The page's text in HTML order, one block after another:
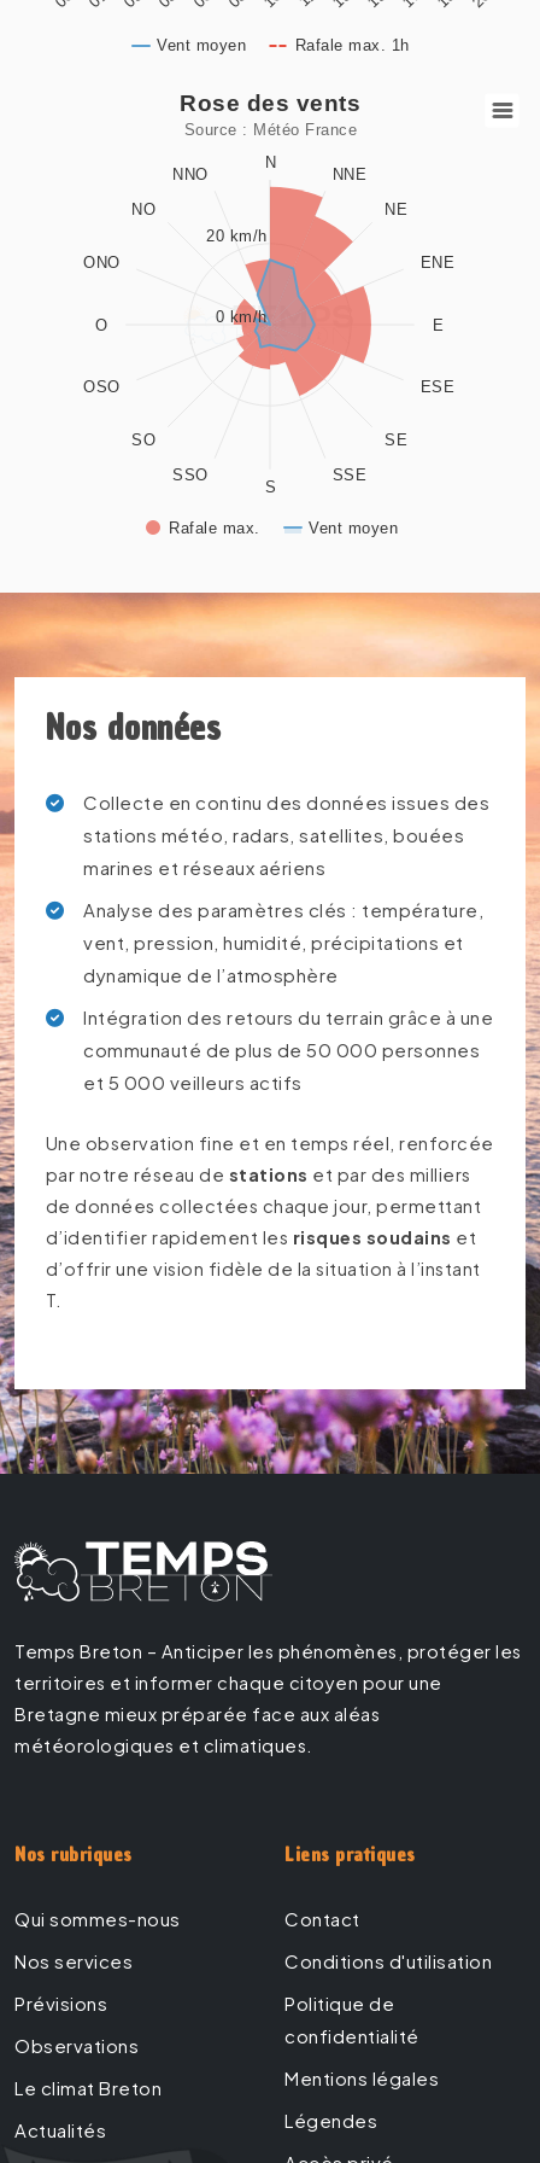
Vent moyen Rafale max. 1h
End of interactive chart.
Source : Météo France
View as data table, Rose des vents
The chart has 1 X axis displaying values. Data ranges from
The chart has 1 Y axis displaying values. Data ranges from
Rose des vents
Source : Météo France
Rafale max. Vent moyen
N
NNE
NE
ENE
E
ESE
SE
SSE
S
SSO
SO
OSO
O
ONO
NO
NNO
0 km/h
20 km/h
Nos données
Collecte en continu des données issues des
stations météo, radars, satellites, bouées
marines et réseaux aériens
Analyse des paramètres clés : température,
vent, pression, humidité, précipitations et
dynamique de l’atmosphère
Intégration des retours du terrain grâce à une
communauté de plus de 50 000 personnes
et 5 000 veilleurs actifs
Une observation fine et en temps réel, renforcée
par notre réseau de stations et par des milliers
de données collectées chaque jour, permettant
d’identifier rapidement les risques soudains et
d’offrir une vision fidèle de la situation à l’instant
T.
Temps Breton – Anticiper les phénomènes, protéger les
territoires et informer chaque citoyen pour une
Bretagne mieux préparée face aux aléas
météorologiques et climatiques.
Nos rubriques
Qui sommes-nous
Nos services
Prévisions
Observations
Le climat Breton
Actualités
Liens pratiques
Contact
Conditions d'utilisation
Politique de
confidentialité
Mentions légales
Légendes